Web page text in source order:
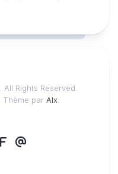
Rights Reserved.
. Thème par Alx